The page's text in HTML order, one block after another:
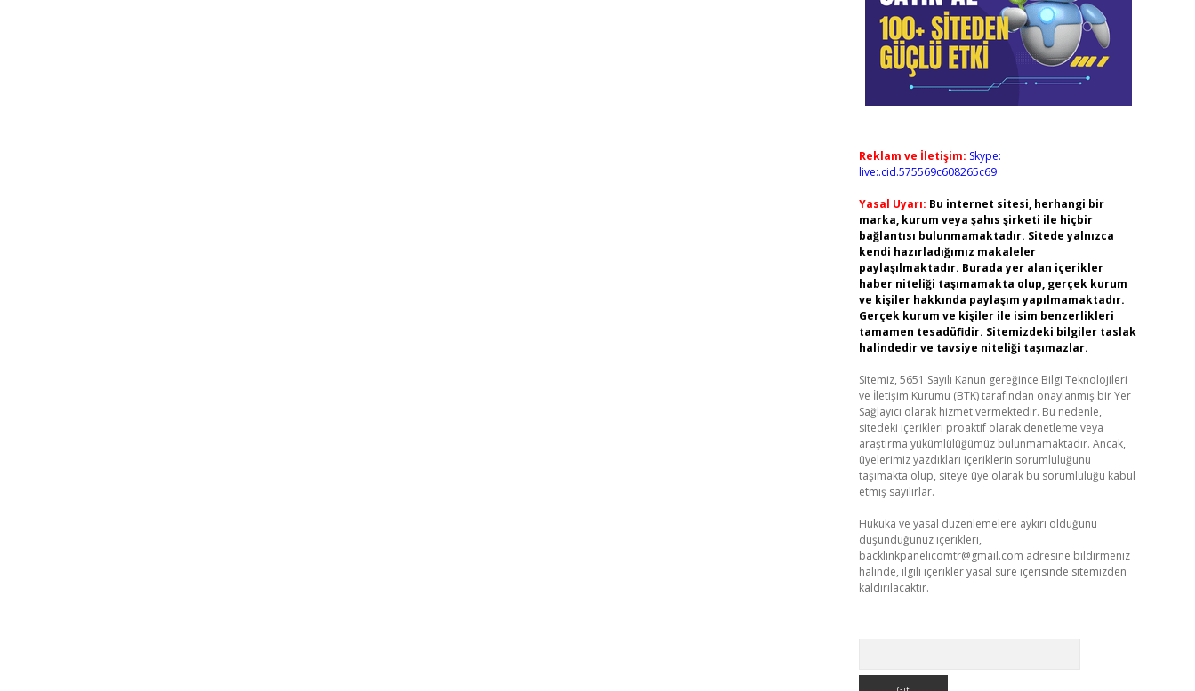
Reklam ve İletişim: Skype:
live:.cid.575569c608265c69
Yasal Uyarı: Bu internet sitesi, herhangi bir
marka, kurum veya şahıs şirketi ile hiçbir
bağlantısı bulunmamaktadır. Sitede yalnızca
kendi hazırladığımız makaleler
paylaşılmaktadır. Burada yer alan içerikler
haber niteliği taşımamakta olup, gerçek kurum
ve kişiler hakkında paylaşım yapılmamaktadır.
Gerçek kurum ve kişiler ile isim benzerlikleri
tamamen tesadüfidir. Sitemizdeki bilgiler taslak
halindedir ve tavsiye niteliği taşımazlar.
Sitemiz, 5651 Sayılı Kanun gereğince Bilgi Teknolojileri
ve İletişim Kurumu (BTK) tarafından onaylanmış bir Yer
Sağlayıcı olarak hizmet vermektedir. Bu nedenle,
sitedeki içerikleri proaktif olarak denetleme veya
araştırma yükümlülüğümüz bulunmamaktadır. Ancak,
üyelerimiz yazdıkları içeriklerin sorumluluğunu
taşımakta olup, siteye üye olarak bu sorumluluğu kabul
etmiş sayılırlar.
Hukuka ve yasal düzenlemelere aykırı olduğunu
düşündüğünüz içerikleri,
backlinkpanelicomtr@gmail.com adresine bildirmeniz
halinde, ilgili içerikler yasal süre içerisinde sitemizden
kaldırılacaktır.